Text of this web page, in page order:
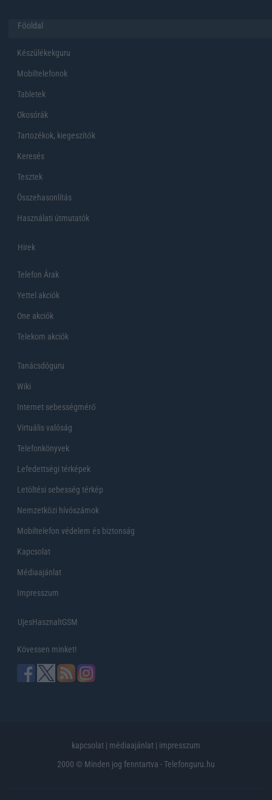
Főoldal
Készülékekguru
Mobiltelefonok
Tabletek
Okosórák
Tartozékok, kiegeszítők
Keresés
Tesztek
Összehasonlítás
Használati útmutatók
Hirek
Telefon Árak
Yettel akciók
One akciók
Telekom akciók
Tanácsdóguru
Wiki
Internet sebességmérő
Virtuális valóság
Telefonkönyvek
Lefedettségi térképek
Letöltési sebesség térkép
Nemzetközi hívószámok
Mobiltelefon védelem és biztonság
Kapcsolat
Médiaajánlat
Impresszum
UjesHasznaltGSM
Kövessen minket!
kapcsolat | médiaajánlat | impresszum
2000 © Minden jog fenntartva - Telefonguru.hu